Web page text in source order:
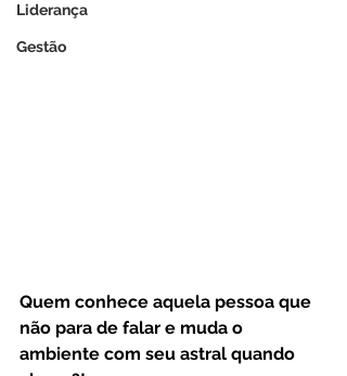
Liderança
Gestão
Quem conhece aquela pessoa que
não para de falar e muda o
ambiente com seu astral quando